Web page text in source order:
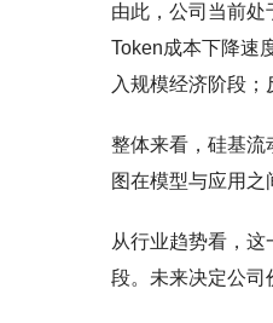
由此，公司当前
Token成本下降速
入规模经济阶段；
整体来看，硅基流
图在模型与应用之
从行业趋势看，
段。未来决定公司